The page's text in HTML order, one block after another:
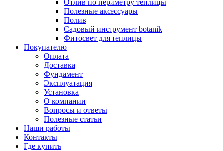
Отлив по периметру теплицы
Полезные аксессуары
Полив
Садовый инструмент botanik
Фитосвет для теплицы
Покупателю
Оплата
Доставка
Фундамент
Эксплуатация
Установка
О компании
Вопросы и ответы
Полезные статьи
Наши работы
Контакты
Где купить